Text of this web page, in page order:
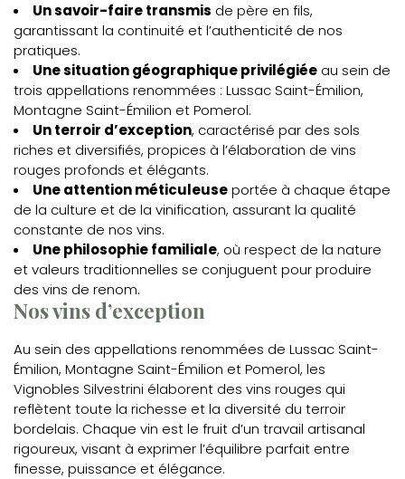
Un savoir-faire transmis de père en fils,
garantissant la continuité et l’authenticité de nos
pratiques.
Une situation géographique privilégiée au sein de
trois appellations renommées : Lussac Saint-Émilion,
Montagne Saint-Émilion et Pomerol.
Un terroir d’exception, caractérisé par des sols
riches et diversifiés, propices à l’élaboration de vins
rouges profonds et élégants.
Une attention méticuleuseportée à chaque étape
de la culture et de la vinification, assurant la qualité
constante de nos vins.
Une philosophie familiale, où respect de la nature
et valeurs traditionnelles se conjuguent pour produire
des vins de renom.
Nos vins d’exception
Au sein des appellations renommées de Lussac Saint-
Émilion, Montagne Saint-Émilion et Pomerol, les
Vignobles Silvestrini élaborent des vins rouges qui
reflètent toute la richesse et la diversité du terroir
bordelais. Chaque vin est le fruit d’un travail artisanal
rigoureux, visant à exprimer l’équilibre parfait entre
finesse, puissance et élégance.